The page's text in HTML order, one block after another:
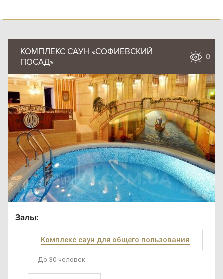
КОМПЛЕКС САУН «СОФИЕВСКИЙ
ПОСАД»
0
Залы:
Комплекс саун для общего пользования
До 30 человек